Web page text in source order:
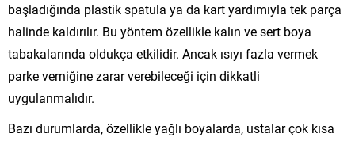
başladığında plastik spatula ya da kart yardımıyla tek parça
halinde kaldırılır. Bu yöntem özellikle kalın ve sert boya
tabakalarında oldukça etkilidir. Ancak ısıyı fazla vermek
parke verniğine zarar verebileceği için dikkatli
uygulanmalıdır.
Bazı durumlarda, özellikle yağlı boyalarda, ustalar çok kısa